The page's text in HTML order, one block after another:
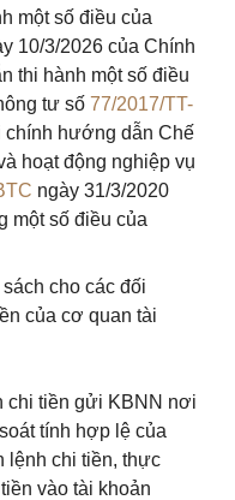
một số điều của
10/3/2026 của Chính
thi hành một số điều
tư số 77/2017/TT-
chính hướng dẫn Chế
hoạt động nghiệp vụ
ngày 31/3/2020
một số điều của
cho các đối
của cơ quan tài
chi tiền gửi KBNN nơi
tính hợp lệ của
lệnh chi tiền, thực
vào tài khoản